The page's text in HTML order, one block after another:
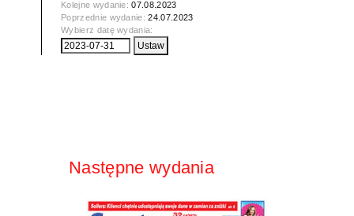
Kolejne wydanie:07.08.2023
Poprzednie wydanie:24.07.2023
Wybierz datę wydania:
Następne wydania